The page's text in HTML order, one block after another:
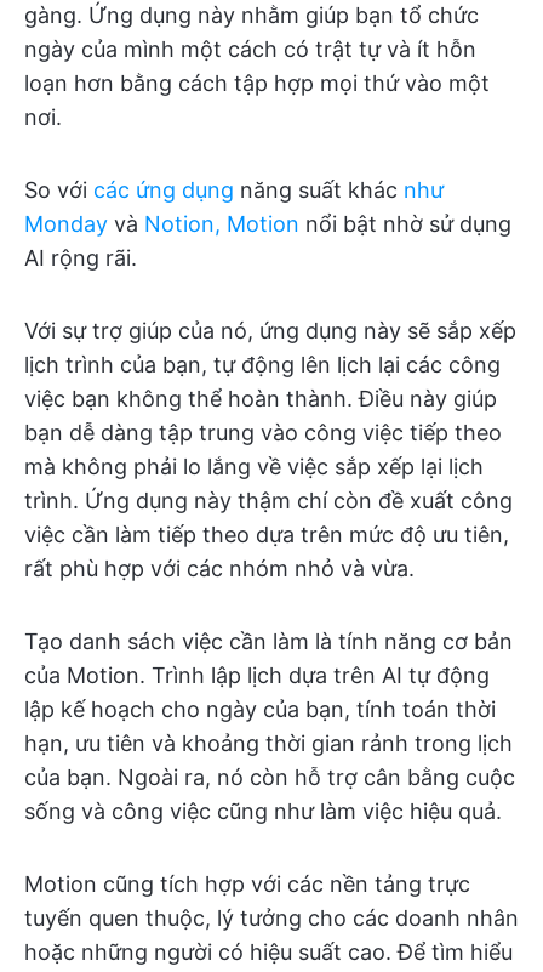
gàng. Ứng dụng này nhằm giúp bạn tổ chức
ngày của mình một cách có trật tự và ít hỗn
loạn hơn bằng cách tập hợp mọi thứ vào một
nơi.
So với các ứng dụng năng suất khác như
Monday và Notion, Motion nổi bật nhờ sử dụng
AI rộng rãi.
Với sự trợ giúp của nó, ứng dụng này sẽ sắp xếp
lịch trình của bạn, tự động lên lịch lại các công
việc bạn không thể hoàn thành. Điều này giúp
bạn dễ dàng tập trung vào công việc tiếp theo
mà không phải lo lắng về việc sắp xếp lại lịch
trình. Ứng dụng này thậm chí còn đề xuất công
việc cần làm tiếp theo dựa trên mức độ ưu tiên,
rất phù hợp với các nhóm nhỏ và vừa.
Tạo danh sách việc cần làm là tính năng cơ bản
của Motion. Trình lập lịch dựa trên AI tự động
lập kế hoạch cho ngày của bạn, tính toán thời
hạn, ưu tiên và khoảng thời gian rảnh trong lịch
của bạn. Ngoài ra, nó còn hỗ trợ cân bằng cuộc
sống và công việc cũng như làm việc hiệu quả.
Motion cũng tích hợp với các nền tảng trực
tuyến quen thuộc, lý tưởng cho các doanh nhân
hoặc những người có hiệu suất cao. Để tìm hiểu